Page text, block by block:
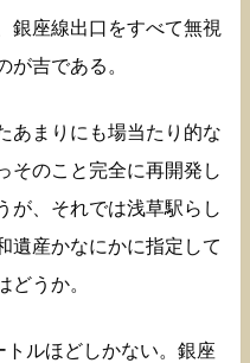
銀座線出口をすべて無視
が吉である。
あまりにも場当たり的な
そのこと完全に再開発し
が、それでは浅草駅らし
遺産かなにかに指定して
どうか。
ルほどしかない。銀座